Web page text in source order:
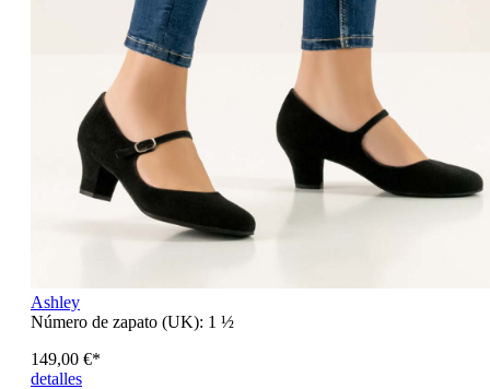
Ashley
Número de zapato (UK): 1 ½
149,00 €*
detalles